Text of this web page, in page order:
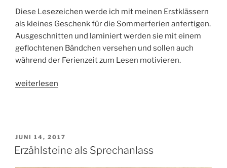
Diese Lesezeichen werde ich mit meinen Erstklässern
als kleines Geschenk für die Sommerferien anfertigen.
Ausgeschnitten und laminiert werden sie mit einem
geflochtenen Bändchen versehen und sollen auch
während der Ferienzeit zum Lesen motivieren.
„Lesezeichen
weiterlesen
VERÖFFENTLICHT
AM
JUNI 14, 2017
Erzählsteine als Sprechanlass